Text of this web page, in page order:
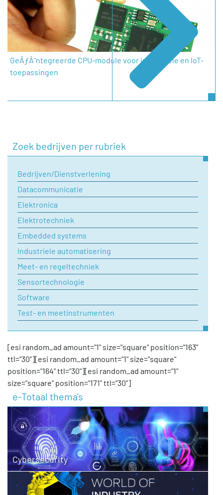
GeÃƒÂ¯ntegreerde CPU-module voor industriële en IoT-
toepassingen
Zoek bedrijven per rubriek
Bedrijven/Dienstverlening
Datacommunicatie
Elektronica
Elektrotechniek
Embedded systems
Industriele automatisering
Meet- en regeltechniek
Sensortechnologie
Software
Test- en meetinstrumenten
[esi random_ad amount="1" size="square" position="163"
ttl="30"][esi random_ad amount="1" size="square"
position="164" ttl="30"][esi random_ad amount="1"
size="square" position="171" ttl="30"]
e-Totaal thema's
Cybersecurity